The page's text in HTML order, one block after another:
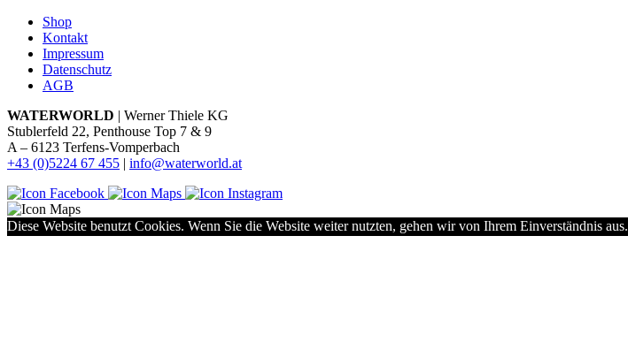
Shop
Kontakt
Impressum
Datenschutz
AGB
WATERWORLD | Werner Thiele KG
Stublerfeld 22, Penthouse Top 7 & 9
A – 6123 Terfens-Vomperbach
+43 (0)5224 67 455 | info@waterworld.at
Diese Website benutzt Cookies. Wenn Sie die Website weiter nutzten, gehen wir von Ihrem Einverständnis aus.